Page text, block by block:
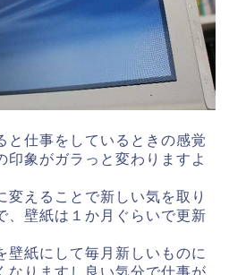
と仕事をしているときの感覚
印象がガラっと変わりますよ
変えることで新しい気を取り
、壁紙は１か月ぐらいで更新
壁紙にして毎月新しいものに
なりますし良い気分で仕事が